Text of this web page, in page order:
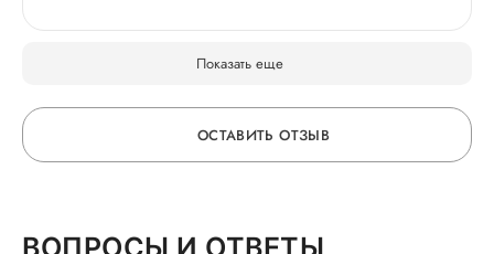
нулевым и было диагностировано умеренное
маловодие. Яна Владимирована рекомендовала
приема я была госпитализирована. Операция
прошла без осложнений, шов практически
незаметин, восстановление происходит быстро и
рождении прекрасного сына. Если решимся на
Показать еще
ОСТАВИТЬ ОТЗЫВ
ВОПРОСЫ И ОТВЕТЫ